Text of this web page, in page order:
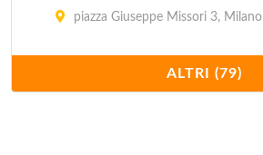
piazza Giuseppe Missori 3, Milano
Consolato del Canada
via Vittor Pisani 19, Milano
ALTRI (79)